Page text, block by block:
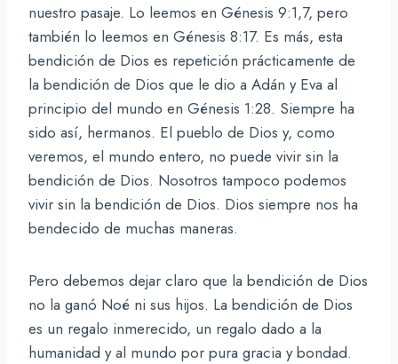
nuestro pasaje. Lo leemos en Génesis 9:1,7, pero
también lo leemos en Génesis 8:17. Es más, esta
bendición de Dios es repetición prácticamente de
la bendición de Dios que le dio a Adán y Eva al
principio del mundo en Génesis 1:28. Siempre ha
sido así, hermanos. El pueblo de Dios y, como
veremos, el mundo entero, no puede vivir sin la
bendición de Dios. Nosotros tampoco podemos
vivir sin la bendición de Dios. Dios siempre nos ha
bendecido de muchas maneras.
Pero debemos dejar claro que la bendición de Dios
no la ganó Noé ni sus hijos. La bendición de Dios
es un regalo inmerecido, un regalo dado a la
humanidad y al mundo por pura gracia y bondad.